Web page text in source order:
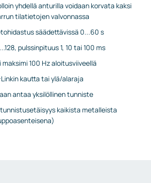
yhdellä anturilla voidaan korvata kaksi
tilatietojen valvonnassa
säädettävissä 0...60 s
pulssinpituus 1, 10 tai 100 ms
100 Hz aloitusviiveellä
kautta tai ylä/alaraja
antaa yksilöllinen tunniste
kaikista metalleista